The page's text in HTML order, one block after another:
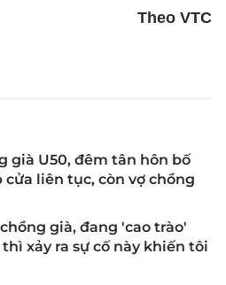
Theo VTC
già U50, đêm tân hôn bố
liên tục, còn vợ chồng
già, đang 'cao trào'
xảy ra sự cố này khiến tôi